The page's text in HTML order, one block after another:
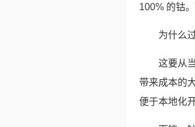
100% 的钴。
为什么
这要从
带来成本的
便于本地化